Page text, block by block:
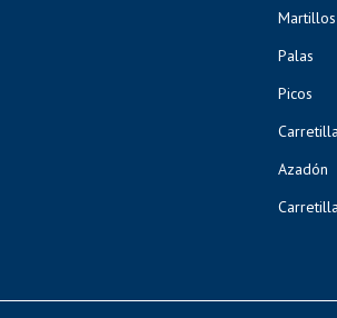
Martillos
Palas
Picos
Azadón